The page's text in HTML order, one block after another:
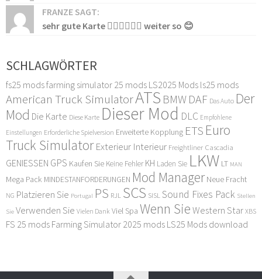
FRANZE SAGT:
sehr gute Karte 👍🏻👍🏻👍🏻 weiter so 😊
SCHLAGWÖRTER
fs25 modsfarming simulator 25 mods LS2025 Mods ls25 mods
American Truck SimulatorATS BMW DAF Das Auto Der
Mod Die Karte Diese Karte Dieser Mod DLC Empfohlene
Einstellungen Erforderliche Spielversion Erweiterte Kopplung ETS Euro
Truck Simulator Exterieur Interieur Freightliner Cascadia
GENIESSEN GPS Kaufen Sie Keine Fehler KH Laden Sie LKW LT MAN
Mega Pack MINDESTANFORDERUNGEN Mod Manager Neue Fracht
NG Platzieren Sie Portugal PS RJL SCS SISL Sound Fixes Pack Stellen
Sie Verwenden Sie Vielen Dank Viel Spa Wenn Sie Western Star XBS
FS 25 mods Farming Simulator 2025 mods LS25 Mods download